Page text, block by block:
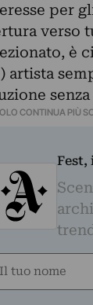
per
verso
è
artista
CONTINUA PIÙ
Fest,
Nome